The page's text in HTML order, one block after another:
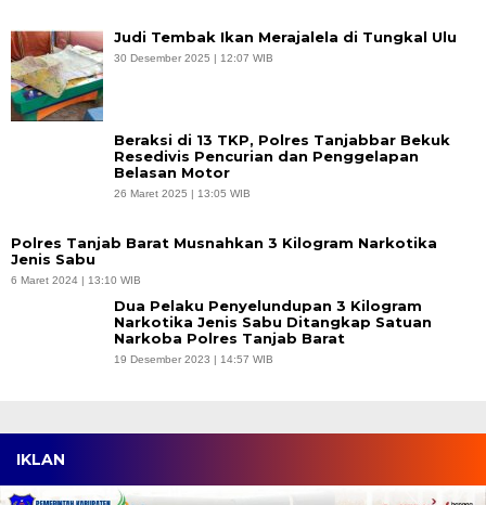
Judi Tembak Ikan Merajalela di Tungkal Ulu
30 Desember 2025 | 12:07 WIB
Beraksi di 13 TKP, Polres Tanjabbar Bekuk
Resedivis Pencurian dan Penggelapan
Belasan Motor
26 Maret 2025 | 13:05 WIB
Polres Tanjab Barat Musnahkan 3 Kilogram Narkotika
Jenis Sabu
6 Maret 2024 | 13:10 WIB
Dua Pelaku Penyelundupan 3 Kilogram
Narkotika Jenis Sabu Ditangkap Satuan
Narkoba Polres Tanjab Barat
19 Desember 2023 | 14:57 WIB
IKLAN